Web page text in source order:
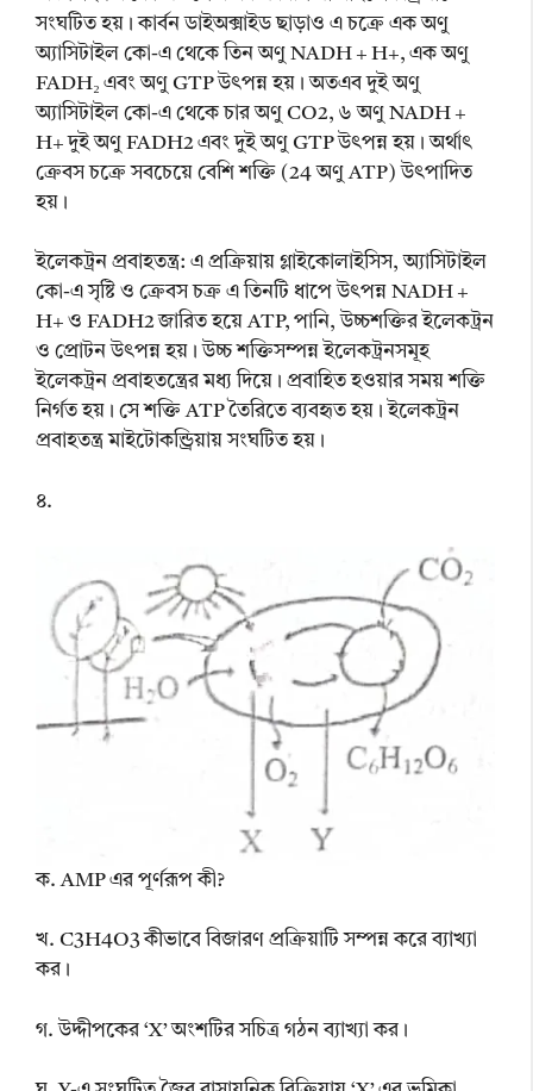
সংঘটিত হয়। কার্বন ডাইঅক্সাইড ছাড়াও এ চক্রে এক অণু
অ্যাসিটাইল কো-এ থেকে তিন অণু NADH + H+, এক অণু
FADH₂ এবং অণু GTP উৎপন্ন হয়। অতএব দুই অণু
অ্যাসিটাইল কো-এ থেকে চার অণু CO2, ৬ অণু NADH +
H+ দুই অণু FADH2 এবং দুই অণু GTP উৎপন্ন হয়। অর্থাৎ
ক্রেবস চক্রে সবচেয়ে বেশি শক্তি (24 অণু ATP) উৎপাদিত
হয়।
ইলেকট্রন প্রবাহতন্ত্র: এ প্রক্রিয়ায় গ্লাইকোলাইসিস, অ্যাসিটাইল
কো-এ সৃষ্টি ও ক্রেবস চক্র এ তিনটি ধাপে উৎপন্ন NADH +
H+ ও FADH2 জারিত হয়ে ATP, পানি, উচ্চশক্তির ইলেকট্রন
ও প্রোটন উৎপন্ন হয়। উচ্চ শক্তিসম্পন্ন ইলেকট্রনসমূহ
ইলেকট্রন প্রবাহতন্ত্রের মধ্য দিয়ে। প্রবাহিত হওয়ার সময় শক্তি
নির্গত হয়। সে শক্তি ATP তৈরিতে ব্যবহৃত হয়। ইলেকট্রন
প্রবাহতন্ত্র মাইটোকন্ড্রিয়ায় সংঘটিত হয়।
৪.
ক. AMP এর পূর্ণরূপ কী?
খ. C3H4O3 কীভাবে বিজারণ প্রক্রিয়াটি সম্পন্ন করে ব্যাখ্যা
কর।
গ. উদ্দীপকের ‘X’ অংশটির সচিত্র গঠন ব্যাখ্যা কর।